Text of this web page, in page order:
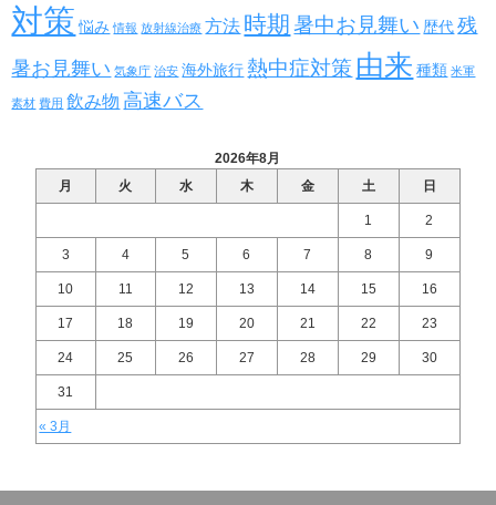
対策 悩み 情報 放射線治療 方法 時期 暑中お見舞い 歴代 残
暑お見舞い 気象庁 治安 海外旅行 熱中症対策 由来 種類 米軍
素材 費用 飲み物 高速バス
2026年8月
月
火 水 木 金 土 日
« 3月
1 2
3 4 5 6 7 8 9
10 11 12 13 14 15 16
17 18 19 20 21 22 23
24 25 26 27 28 29 30
31